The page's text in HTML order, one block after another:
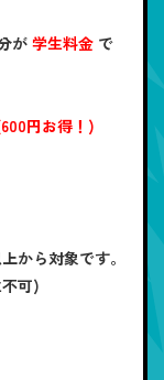
が 学生料金 で
円お得！)
から対象です。
可)